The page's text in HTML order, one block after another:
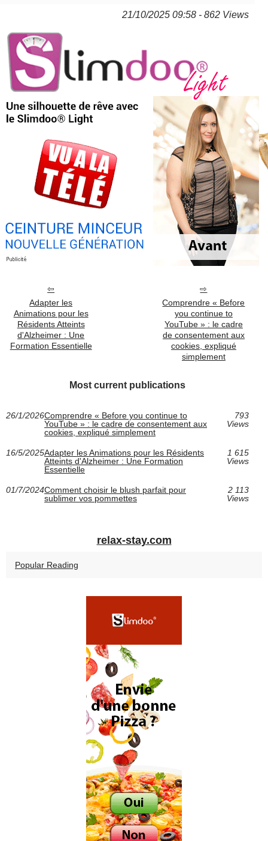
21/10/2025 09:58 - 862 Views
Adapter les
Animations pour les
Résidents Atteints
d'Alzheimer : Une
Formation Essentielle
Comprendre « Before
you continue to
YouTube » : le cadre
de consentement aux
cookies, expliqué
simplement
Most current publications
26/1/2026Comprendre « Before you continue to
YouTube » : le cadre de consentement aux
cookies, expliqué simplement
793
Views
16/5/2025Adapter les Animations pour les Résidents
Atteints d'Alzheimer : Une Formation
Essentielle
1 615
Views
01/7/2024Comment choisir le blush parfait pour
sublimer vos pommettes
2 113
Views
relax-stay.com
Popular Reading